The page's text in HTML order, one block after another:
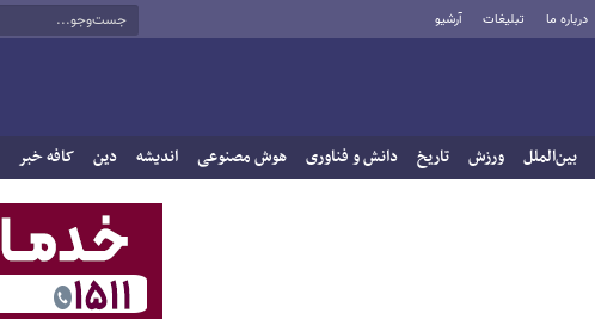
درباره ما تبلیغات آرشیو
بین‌الملل ورزش تاریخ دانش و فناوری هوش مصنوعی اندیشه دین کافه خبر